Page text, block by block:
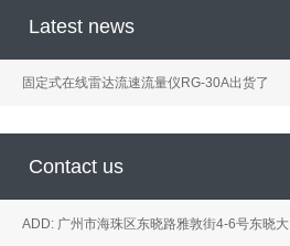
Latest news
固定式在线雷达流速流量仪RG-30A出货了
Contact us
ADD: 广州市海珠区东晓路雅敦街4-6号东晓大